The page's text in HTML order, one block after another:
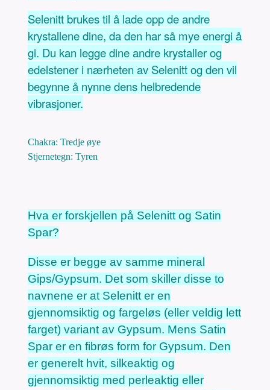
Selenitt brukes til å lade opp de andre
krystallene dine, da den har så mye energi å
gi. Du kan legge dine andre krystaller og
edelstener i nærheten av Selenitt og den vil
begynne å nynne dens helbredende
vibrasjoner.
Chakra: Tredje øye
Stjernetegn: Tyren
Hva er forskjellen på Selenitt og Satin
Spar?
Disse er begge av samme mineral
Gips/Gypsum. Det som skiller disse to
navnene er at Selenitt er en
gjennomsiktig og fargeløs (eller veldig lett
farget) variant av Gypsum. Mens Satin
Spar er en fibrøs form for Gypsum. Den
er generelt hvit, silkeaktig og
gjennomsiktig med perleaktig eller